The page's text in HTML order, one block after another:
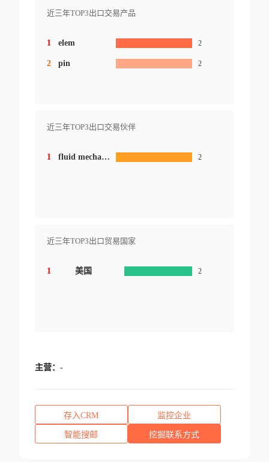
近三年TOP3出口交易产品
1 elem 2
2 pin 2
近三年TOP3出口交易伙伴
1 fluid mechanic inc 2
近三年TOP3出口贸易国家
1 美国 2
主营： -
存入CRM 监控企业
智能搜邮 挖掘联系方式